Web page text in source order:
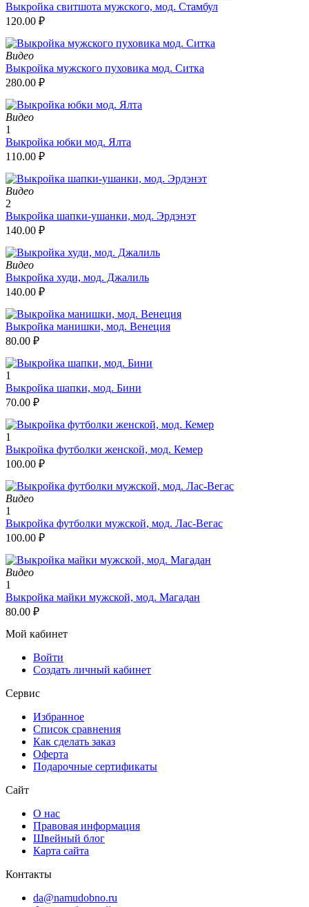
Выкройка свитшота мужского, мод. Стамбул
120.00 ₽
Видео
Выкройка мужского пуховика мод. Ситка
280.00 ₽
Видео
1
Выкройка юбки мод. Ялта
110.00 ₽
Видео
2
Выкройка шапки-ушанки, мод. Эрдэнэт
140.00 ₽
Видео
Выкройка худи, мод. Джалиль
140.00 ₽
Выкройка манишки, мод. Венеция
80.00 ₽
1
Выкройка шапки, мод. Бини
70.00 ₽
1
Выкройка футболки женской, мод. Кемер
100.00 ₽
Видео
1
Выкройка футболки мужской, мод. Лас-Вегас
100.00 ₽
Видео
1
Выкройка майки мужской, мод. Магадан
80.00 ₽
Мой кабинет
Войти
Создать личный кабинет
Сервис
Избранное
Список сравнения
Как сделать заказ
Оферта
Подарочные сертификаты
Сайт
О нас
Правовая информация
Швейный блог
Карта сайта
Контакты
da@namudobno.ru